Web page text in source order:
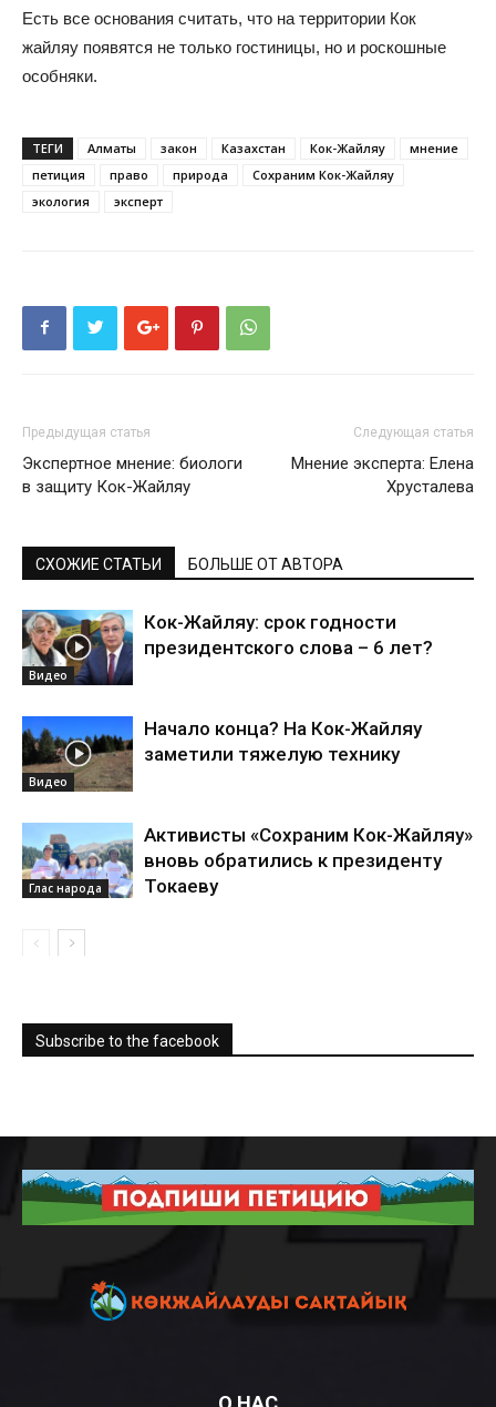
Есть все основания считать, что на территории Кок
жайляу появятся не только гостиницы, но и роскошные
особняки.
ТЕГИ Алматы закон Казахстан Кок-Жайляу
мнение
петиция
право природа
Сохраним Кок-Жайляу
экология
эксперт
Предыдущая статья
Экспертное мнение: биологи
в защиту Кок-Жайляу
Следующая статья
Мнение эксперта: Елена
Хрусталева
СХОЖИЕ СТАТЬИ БОЛЬШЕ ОТ АВТОРА
Видео
Кок-Жайляу: срок годности
президентского слова – 6 лет?
Видео
Начало конца? На Кок-Жайляу
заметили тяжелую технику
Глас народа
Активисты «Сохраним Кок-Жайляу»
вновь обратились к президенту
Токаеву
Subscribe to the facebook